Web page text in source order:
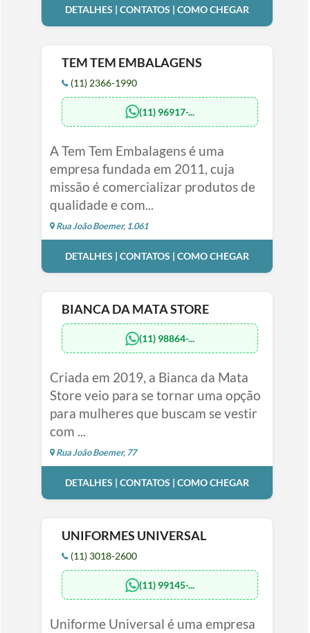
DETALHES | CONTATOS | COMO CHEGAR
TEM TEM EMBALAGENS
(11) 2366-1990
(11) 96917-...
A Tem Tem Embalagens é uma
empresa fundada em 2011, cuja
missão é comercializar produtos de
qualidade e com...
Rua João Boemer, 1.061
DETALHES | CONTATOS | COMO CHEGAR
BIANCA DA MATA STORE
(11) 98864-...
Criada em 2019, a Bianca da Mata
Store veio para se tornar uma opção
para mulheres que buscam se vestir
com ...
Rua João Boemer, 77
DETALHES | CONTATOS | COMO CHEGAR
UNIFORMES UNIVERSAL
(11) 3018-2600
(11) 99145-...
Uniforme Universal é uma empresa